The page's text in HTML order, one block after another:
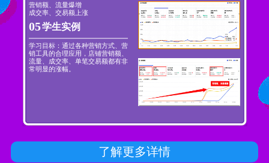
营销额、流量爆增
成交率、交易额上涨
05学生实例
学习目标：通过各种营销方式、营
销工具的合理应用，店铺营销额、
流量、成交率、单笔交易额都有非
常明显的涨幅。
了解更多详情